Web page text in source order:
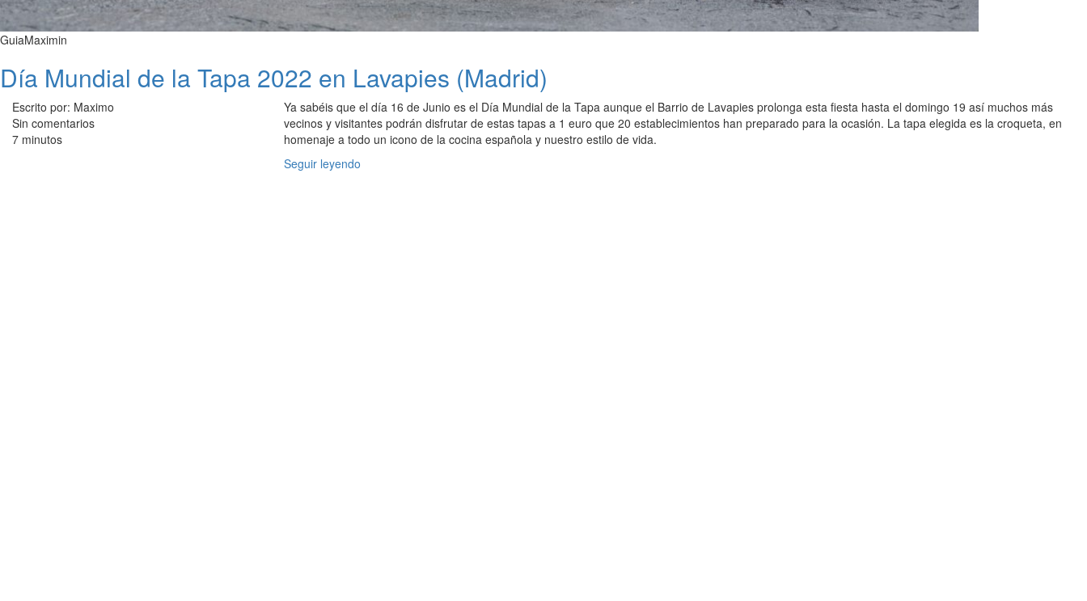
GuiaMaximin
Día Mundial de la Tapa 2022 en Lavapies (Madrid)
Escrito por: Maximo
Sin comentarios
7 minutos
Ya sabéis que el día 16 de Junio es el Día Mundial de la Tapa aunque el Barrio de Lavapies prolonga esta fiesta hasta el domingo 19 así muchos más
vecinos y visitantes podrán disfrutar de estas tapas a 1 euro que 20 establecimientos han preparado para la ocasión. La tapa elegida es la croqueta, en
homenaje a todo un icono de la cocina española y nuestro estilo de vida.
Seguir leyendo